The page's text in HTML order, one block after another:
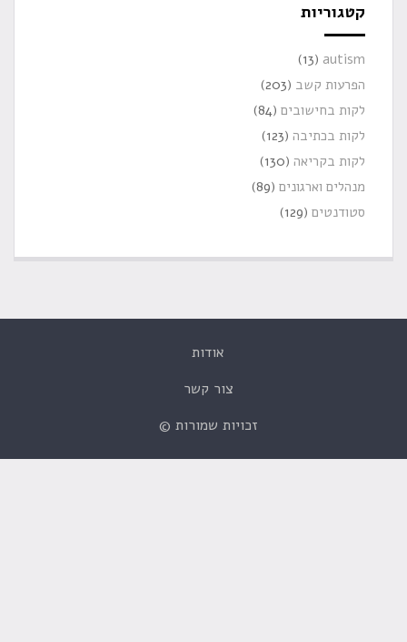
קטגוריות
autism
(13)
הפרעות קשב(203)
לקות בחישובים(84)
לקות בכתיבה(123)
לקות בקריאה(130)
מנהלים וארגונים(89)
סטודנטים(129)
צור קשר
זכויות שמורות ©